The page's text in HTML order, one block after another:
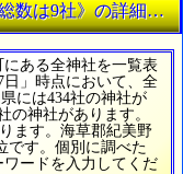
数は9社》の詳細リ
ある全神社を一覧表
日」時点において、全
には434社の神社が
の神社があります。
ます。海草郡紀美野
です。個別に調べた
ードを入力してくだ